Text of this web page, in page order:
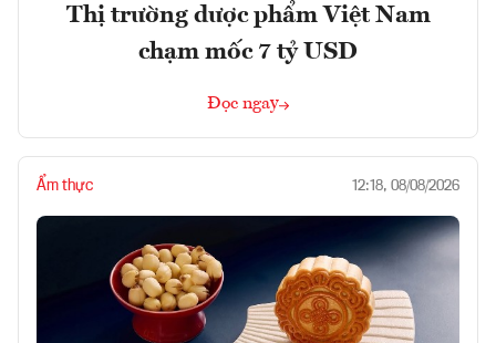
Thị trường dược phẩm Việt Nam
chạm mốc 7 tỷ USD
Đọc ngay
Ẩm thực 12:18, 08/08/2026